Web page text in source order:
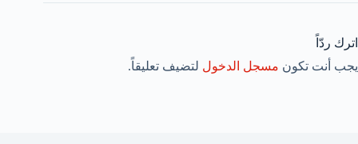
اترك ردّاً
يجب أنت تكون مسجل الدخول لتضيف تعليقاً.